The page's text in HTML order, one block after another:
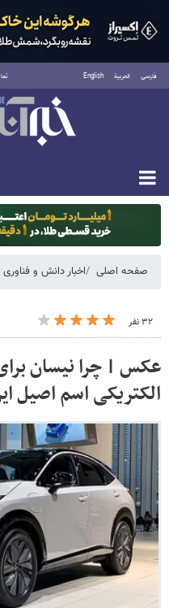
فارسی العربية English
یکشنبه ۱۸ مرداد ۱۴۰۵
صفحه اصلی اخبار دانش و فناوری
۳۲ نفر
عکس | چرا نیسان
الکتریکی اسم اصیل